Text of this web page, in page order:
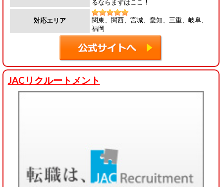
るならまずはここ！
対応エリア
関東、関西、宮城、愛知、三重、岐阜、
福岡
JACリクルートメント